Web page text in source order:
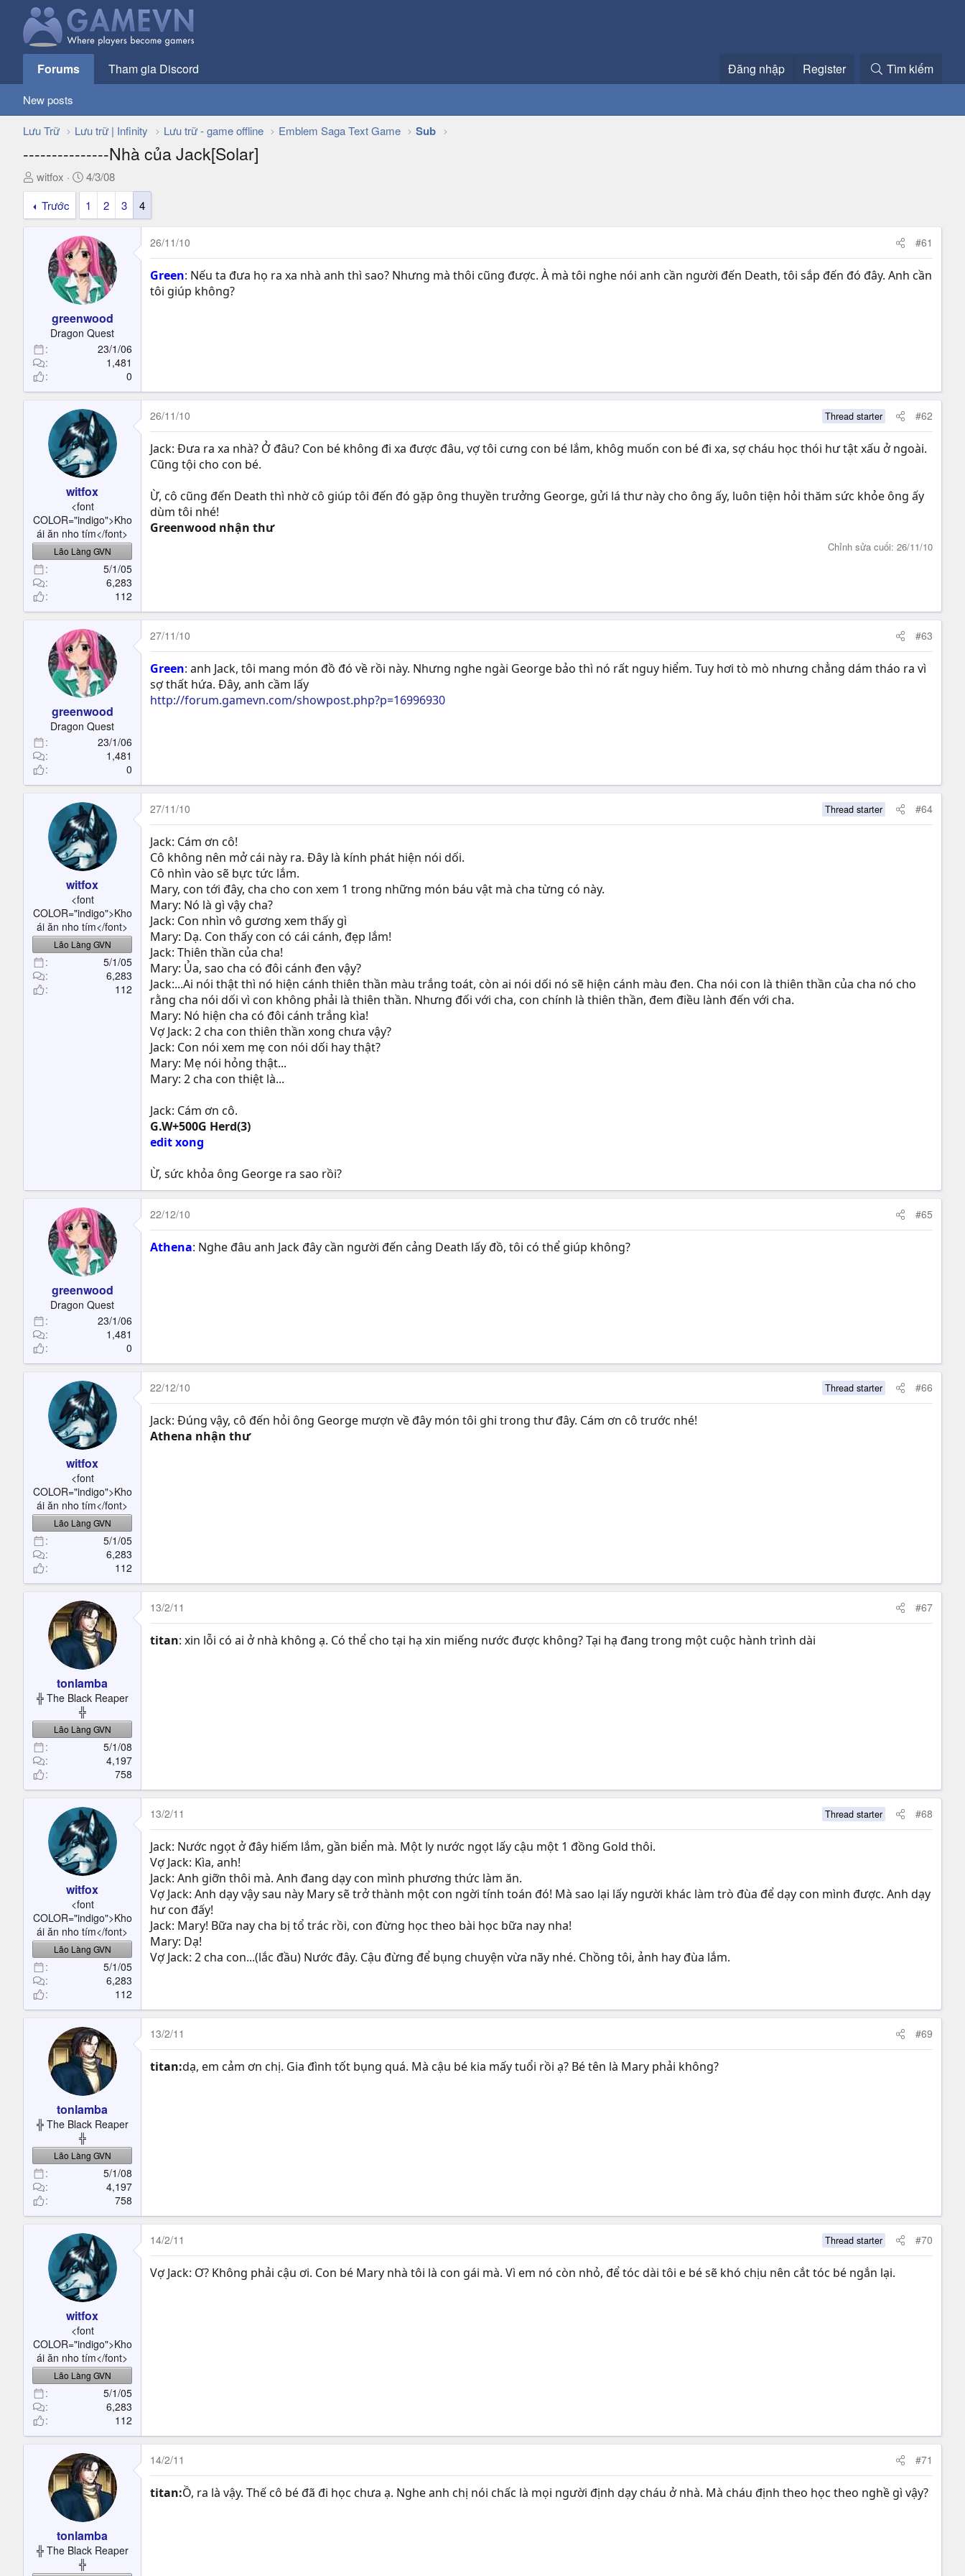
Forums Tham gia Discord Đăng nhập Register Tìm kiếm
New posts
Lưu Trữ Lưu trữ | Infinity Lưu trữ - game offline Emblem Saga Text Game Sub
---------------Nhà của Jack[Solar]
T
h
e
e
r
witfox
N
g
à
y
g
ử
i
4/3/08
Trước
1 2 3 4
greenwood
Dragon Quest
23/1/06
1,481
0
26/11/10 #61
Green: Nếu ta đưa họ ra xa nhà anh thì sao? Nhưng mà thôi cũng được. À mà tôi nghe nói anh cần người đến Death, tôi sắp đến đó đây. Anh cần
tôi giúp không?
witfox
<font
COLOR="indigo">Kho
ái ăn nho tím</font>
Lão Làng GVN
5/1/05
6,283
112
26/11/10 Thread starter #62
Jack: Đưa ra xa nhà? Ở đâu? Con bé không đi xa được đâu, vợ tôi cưng con bé lắm, khôg muốn con bé đi xa, sợ cháu học thói hư tật xấu ở ngoài.
Cũng tội cho con bé.
Ừ, cô cũng đến Death thì nhờ cô giúp tôi đến đó gặp ông thuyền trưởng George, gửi lá thư này cho ông ấy, luôn tiện hỏi thăm sức khỏe ông ấy
dùm tôi nhé!
Greenwood nhận thư
Chỉnh sửa cuối: 26/11/10
greenwood
Dragon Quest
23/1/06
1,481
0
27/11/10 #63
Green: anh Jack, tôi mang món đồ đó về rồi này. Nhưng nghe ngài George bảo thì nó rất nguy hiểm. Tuy hơi tò mò nhưng chẳng dám tháo ra vì
sợ thất hứa. Đây, anh cầm lấy
http://forum.gamevn.com/showpost.php?p=16996930
witfox
<font
COLOR="indigo">Kho
ái ăn nho tím</font>
Lão Làng GVN
5/1/05
6,283
112
27/11/10 Thread starter #64
Jack: Cám ơn cô!
Cô không nên mở cái này ra. Đây là kính phát hiện nói dối.
Cô nhìn vào sẽ bực tức lắm.
Mary, con tới đây, cha cho con xem 1 trong những món báu vật mà cha từng có này.
Mary: Nó là gì vậy cha?
Jack: Con nhìn vô gương xem thấy gì
Mary: Dạ. Con thấy con có cái cánh, đẹp lắm!
Jack: Thiên thần của cha!
Mary: Ủa, sao cha có đôi cánh đen vậy?
Jack:...Ai nói thật thì nó hiện cánh thiên thần màu trắng toát, còn ai nói dối nó sẽ hiện cánh màu đen. Cha nói con là thiên thần của cha nó cho
rằng cha nói dối vì con không phải là thiên thần. Nhưng đối với cha, con chính là thiên thần, đem điều lành đến với cha.
Mary: Nó hiện cha có đôi cánh trắng kìa!
Vợ Jack: 2 cha con thiên thần xong chưa vậy?
Jack: Con nói xem mẹ con nói dối hay thật?
Mary: Mẹ nói hỏng thật...
Mary: 2 cha con thiệt là...
Jack: Cám ơn cô.
G.W+500G Herd(3)
edit xong
Ừ, sức khỏa ông George ra sao rồi?
greenwood
Dragon Quest
23/1/06
1,481
0
22/12/10 #65
Athena: Nghe đâu anh Jack đây cần người đến cảng Death lấy đồ, tôi có thể giúp không?
witfox
<font
COLOR="indigo">Kho
ái ăn nho tím</font>
Lão Làng GVN
5/1/05
6,283
112
22/12/10 Thread starter #66
Jack: Đúng vậy, cô đến hỏi ông George mượn về đây món tôi ghi trong thư đây. Cám ơn cô trước nhé!
Athena nhận thư
tonlamba
╬ The Black Reaper
╬
Lão Làng GVN
5/1/08
4,197
758
13/2/11 #67
titan: xin lỗi có ai ở nhà không ạ. Có thể cho tại hạ xin miếng nước được không? Tại hạ đang trong một cuộc hành trình dài
witfox
<font
COLOR="indigo">Kho
ái ăn nho tím</font>
Lão Làng GVN
5/1/05
6,283
112
13/2/11 Thread starter #68
Jack: Nước ngọt ở đây hiếm lắm, gần biển mà. Một ly nước ngọt lấy cậu một 1 đồng Gold thôi.
Vợ Jack: Kìa, anh!
Jack: Anh giỡn thôi mà. Anh đang dạy con mình phương thức làm ăn.
Vợ Jack: Anh dạy vậy sau này Mary sẽ trở thành một con ngời tính toán đó! Mà sao lại lấy người khác làm trò đùa để dạy con mình được. Anh dạy
hư con đấy!
Jack: Mary! Bữa nay cha bị tổ trác rồi, con đừng học theo bài học bữa nay nha!
Mary: Dạ!
Vợ Jack: 2 cha con...(lắc đầu) Nước đây. Cậu đừng để bụng chuyện vừa nãy nhé. Chồng tôi, ảnh hay đùa lắm.
tonlamba
╬ The Black Reaper
╬
Lão Làng GVN
5/1/08
4,197
758
13/2/11 #69
titan:dạ, em cảm ơn chị. Gia đình tốt bụng quá. Mà cậu bé kia mấy tuổi rồi ạ? Bé tên là Mary phải không?
witfox
<font
COLOR="indigo">Kho
ái ăn nho tím</font>
Lão Làng GVN
5/1/05
6,283
112
14/2/11 Thread starter #70
Vợ Jack: Ơ? Không phải cậu ơi. Con bé Mary nhà tôi là con gái mà. Vì em nó còn nhỏ, để tóc dài tôi e bé sẽ khó chịu nên cắt tóc bé ngắn lại.
tonlamba
╬ The Black Reaper
╬
14/2/11 #71
titan:Ồ, ra là vậy. Thế cô bé đã đi học chưa ạ. Nghe anh chị nói chấc là mọi người định dạy cháu ở nhà. Mà cháu định theo học theo nghề gì vậy?